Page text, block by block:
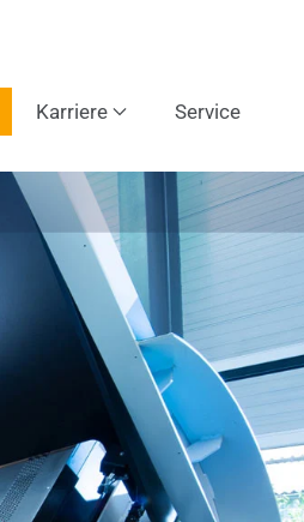
Karriere Service